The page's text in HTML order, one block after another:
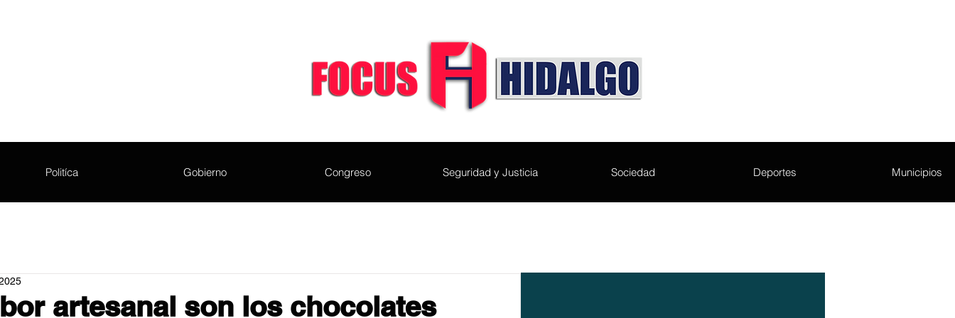
Politíca Gobierno Congreso Seguridad y Justicia Sociedad Deportes Municipios
artesanal son los chocolates